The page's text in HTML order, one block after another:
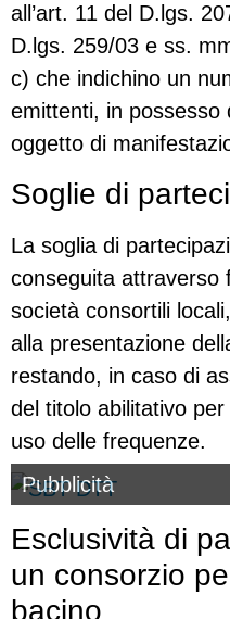
all’art. 11 del D.lgs.
D.lgs. 259/03 e ss.
c) che indichino un
emittenti, in possesso
oggetto di
Soglie di
La soglia di
conseguita attraverso
società consortili
alla presentazione
restando, in caso di
del titolo abilitativo per
uso delle frequenze.
Pubblicità
Esclusività di
un consorzio
bacino